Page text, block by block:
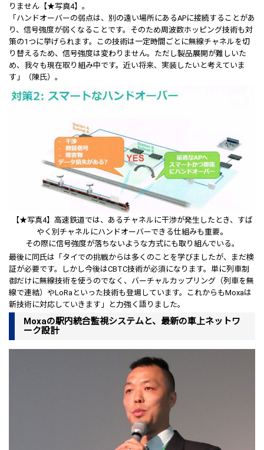
りません【★写真4】。
「ハンドオーバーの弱点は、別の遠い場所にあるAPに接続することがあ
り、信号強度が弱くなることです。そのため周波数ホッピング技術も対
策の1つに挙げられます。この技術は一定時間ごとに無線チャネルを切
り替えるため、信号強度は変わりません。ただし製品展開が難しいた
め、我々も現在取り組み中です。近い将来、実装したいと考えていま
す」（陳氏）。
【★写真4】高速鉄道では、あるチャネルに干渉が発生したとき、すば
やく別チャネルにハンドオーバーできる仕組みも重要。
その際に信号強度が落ちないような方式にも取り組んでいる。
最後に同氏は「タイでの挑戦からは多くのことを学びましたが、まだ検
証が必要です。しかし今後はCBTC技術が必須になります。単に列車制
御だけに無線技術を使うのでなく、バーチャルカップリング（列車を無
線で連結）やLoRaといった技術も登場しています。これからもMoxaは
新技術に対応していきます」と力強く語りました。
Moxaの駅内統合監視システムと、最新の車上ネットワ
ーク設計